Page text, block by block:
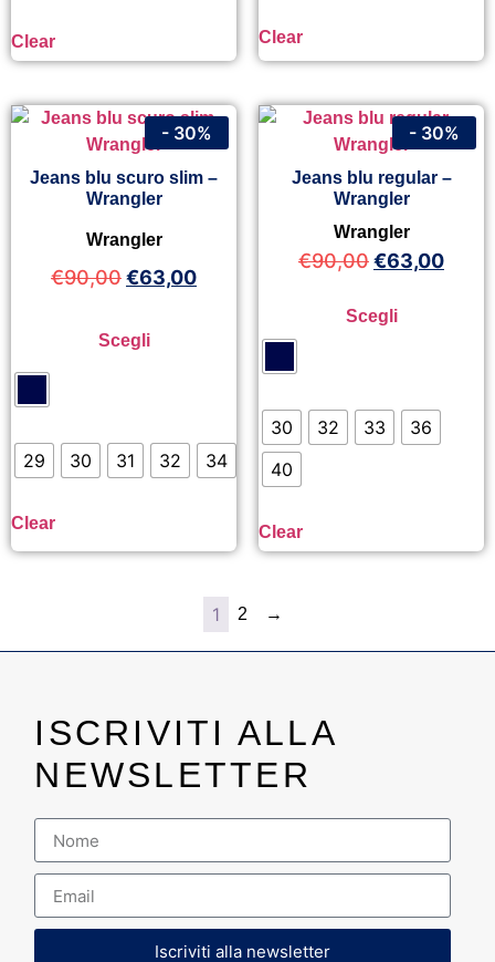
Clear Clear
Jeans blu scuro slim –
Wrangler
Wrangler
€90,00€63,00
Scegli
29 30 31 32 34
Clear
- 30%
Jeans blu regular –
Wrangler
Wrangler
€90,00€63,00
Scegli
30 32 33
36
40
Clear
- 30%
1 2 →
ISCRIVITI ALLA
NEWSLETTER
Iscriviti alla newsletter